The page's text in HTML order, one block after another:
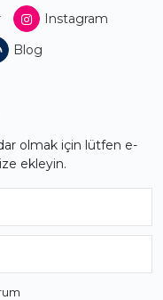
Instagram
Blog
olmak için lütfen e-
ekleyin.